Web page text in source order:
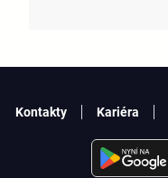
Kontakty Kariéra